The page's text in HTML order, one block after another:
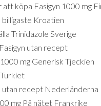
köpa Fasigyn 1000 mg
billigaste Kroatien
Trinidazole Sverige
utan recept
mg Generisk Tjeckien
utan recept Nederländerna
mg På nätet Frankrike